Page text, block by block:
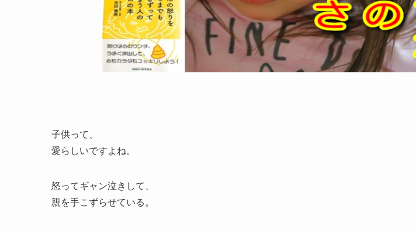
子供って、
愛らしいですよね。
怒ってギャン泣きして、
親を手こずらせている。